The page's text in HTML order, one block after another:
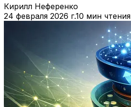
Кирилл Неференко
24 февраля 2026 г.10 мин чтения